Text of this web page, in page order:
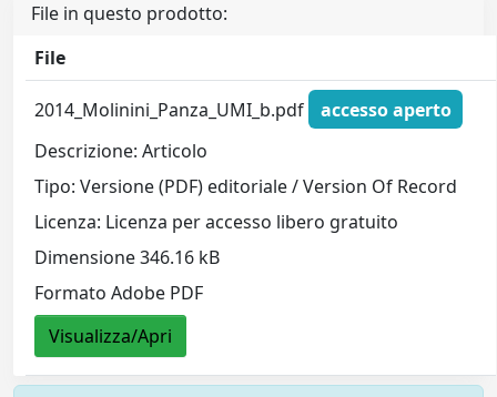
File in questo prodotto:
File
2014_Molinini_Panza_UMI_b.pdf
accesso aperto
Descrizione: Articolo
Tipo: Versione (PDF) editoriale / Version Of Record
Licenza: Licenza per accesso libero gratuito
Dimensione 346.16 kB
Formato Adobe PDF
Visualizza/Apri